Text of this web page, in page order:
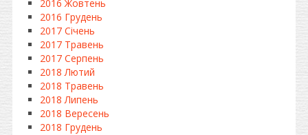
2016 Жовтень
2016 Грудень
2017 Січень
2017 Травень
2017 Серпень
2018 Лютий
2018 Травень
2018 Липень
2018 Вересень
2018 Грудень